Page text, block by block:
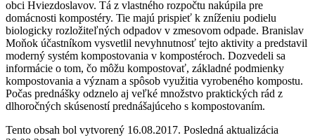
obci Hviezdoslavov. Tá z vlastného rozpočtu nakúpila pre
domácnosti kompostéry. Tie majú prispieť k zníženiu podielu
biologicky rozložiteľných odpadov v zmesovom odpade. Branislav
Moňok účastníkom vysvetlil nevyhnutnosť tejto aktivity a predstavil
moderný systém kompostovania v kompostéroch. Dozvedeli sa
informácie o tom, čo môžu kompostovať, základné podmienky
kompostovania a význam a spôsob využitia vyrobeného kompostu.
Počas prednášky odznelo aj veľké množstvo praktických rád z
dlhoročných skúseností prednášajúceho s kompostovaním.
Tento obsah bol vytvorený 16.08.2017. Posledná aktualizácia